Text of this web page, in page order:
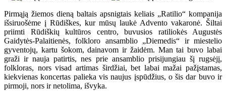
Pirmąją žiemos dieną baltais apsnigtais keliais „Ratilio“ kompanija
išsiruošėme į Rūdiškes, kur mūsų laukė Advento vakaronė. Šiltai
priimti Rūdiškių kultūros centro, buvusios ratiliokės Augustės
Gaidytės-Palaitienės, folkloro ansamblio „Diemedis“ ir miestelio
gyventojų, kartu šokom, dainavom ir žaidėm. Man tai buvo labai
graži ir nauja patirtis, nes prie ansamblio prisijungiau šį rugsėjį,
folkloras, nors visad artimas širdžiai, bet labai mažai pažįstamas,
kiekvienas koncertas palieka vis naujus įspūdžius, o šis dar buvo ir
pirmoji, nors ir netolima, išvyka.